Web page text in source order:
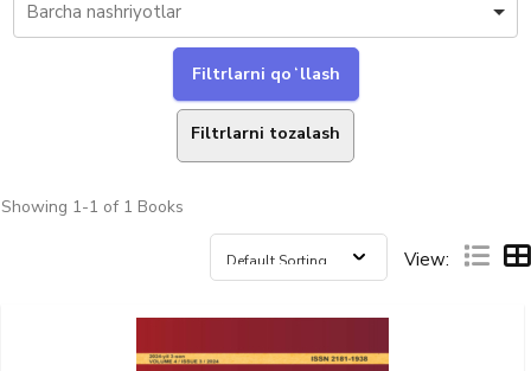
Filtrlarni tozalash
Showing 1-1 of 1 Books
View: